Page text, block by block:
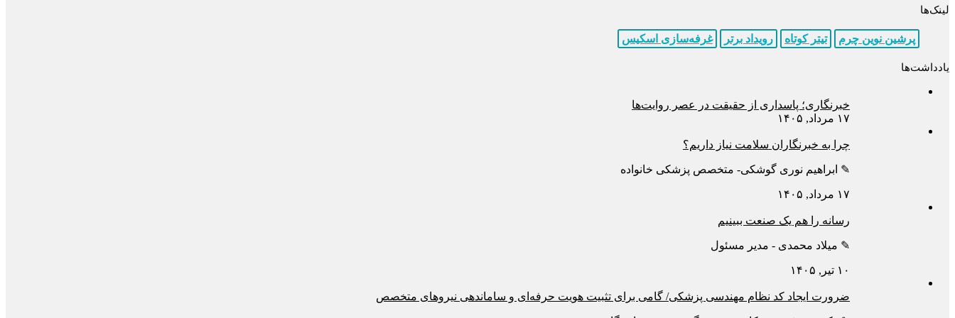
لینک‌ها
پرشین نوین چرم تیتر کوتاه رویداد برتر غرفه‌سازی اسکیس
یادداشت‌ها
خبرنگاری؛ پاسداری از حقیقت در عصر روایت‌ها
۱۷ مرداد, ۱۴۰۵
چرا به خبرنگاران سلامت نیاز داریم؟
✎ ابراهیم نوری گوشکی- متخصص پزشکی خانواده
۱۷ مرداد, ۱۴۰۵
رسانه را هم یک صنعت ببینیم
✎ میلاد محمدی - مدیر مسئول
۱۰ تیر, ۱۴۰۵
ضرورت ایجاد کد نظام مهندسی پزشکی/ گامی برای تثبیت هویت حرفه‌ای و ساماندهی نیروهای متخصص